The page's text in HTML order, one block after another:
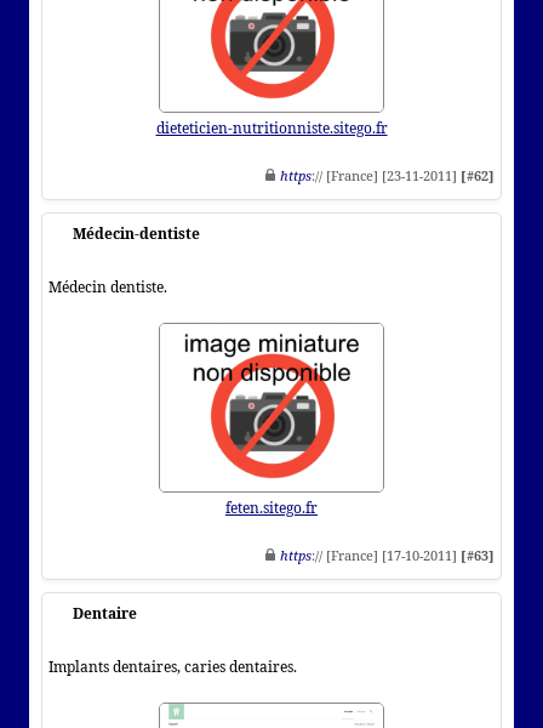
dieteticien-nutritionniste.sitego.fr
https:// [France] [23-11-2011] [#62]
Médecin-dentiste
Médecin dentiste.
feten.sitego.fr
https:// [France] [17-10-2011] [#63]
Dentaire
Implants dentaires, caries dentaires.